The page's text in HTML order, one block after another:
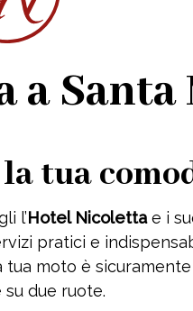
a
tua
l’Hotel Nicolettae i
pratici e
moto è
due ruote.